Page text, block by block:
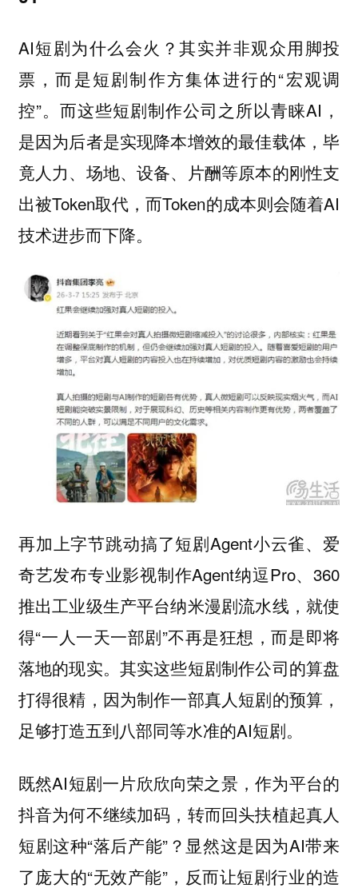
AI短剧为什么会火？其实并非观众用脚投
票，而是短剧制作方集体进行的“宏观调
控”。而这些短剧制作公司之所以青睐AI，
是因为后者是实现降本增效的最佳载体，毕
竟人力、场地、设备、片酬等原本的刚性支
出被Token取代，而Token的成本则会随着AI
技术进步而下降。
再加上字节跳动搞了短剧Agent小云雀、爱
奇艺发布专业影视制作Agent纳逗Pro、360
推出工业级生产平台纳米漫剧流水线，就使
得“一人一天一部剧”不再是狂想，而是即将
落地的现实。其实这些短剧制作公司的算盘
打得很精，因为制作一部真人短剧的预算，
足够打造五到八部同等水准的AI短剧。
既然AI短剧一片欣欣向荣之景，作为平台的
抖音为何不继续加码，转而回头扶植起真人
短剧这种“落后产能”？显然这是因为AI带来
了庞大的“无效产能”，反而让短剧行业的造